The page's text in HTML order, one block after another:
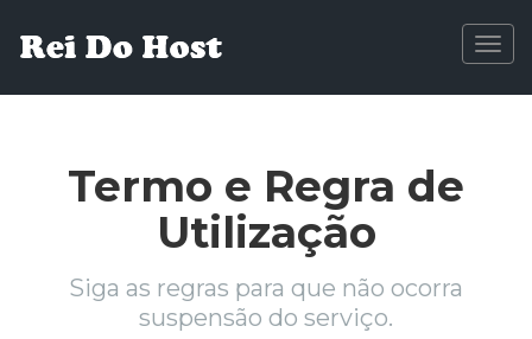
Termo e Regra de
Utilização
Siga as regras para que não ocorra
suspensão do serviço.